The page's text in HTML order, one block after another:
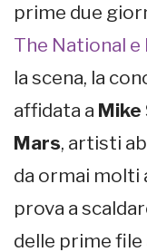
prime due
The National e
la scena, la
affidata a Mike
Mars, artisti
da ormai molti
prova a
delle prime file